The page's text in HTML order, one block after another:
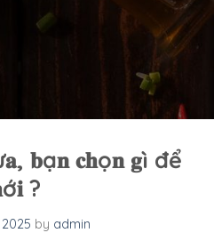
𝐛ạ𝐧 𝐜𝐡ọ𝐧 𝐠ì để
?
by admin